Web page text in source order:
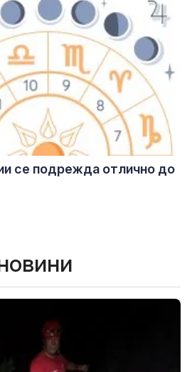
се подрежда отлично до